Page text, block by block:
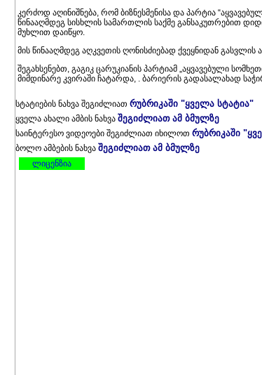
კერძოდ აღინიშნება, რომ ბიზნესმენისა და პარტია
წინააღმდეგ სისხლის სამართლის საქმე განსაკუთრებით
მუხლით დაიწყო.
მის წინააღმდეგ აღკვეთის ღონისძიებად ქვეყნიდან გასვლის
შეგახსენებთ, გაგიკ ცარუკიანის პარტიამ „აყვავებული
მიმდინარე კვირაში ჩატარდა, . ბარიერის გადასალახად
სტატიების ნახვა შეგიძლიათ რუბრიკაში "ყველა სტატია"
ყველა ახალი ამბის ნახვა შეგიძლიათ ამ ბმულზე
საინტერესო ვიდეოები შეგიძლიათ იხილოთ რუბრიკაში
ბოლო ამბების ნახვა შეგიძლიათ ამ ბმულზე
ლიცენზია